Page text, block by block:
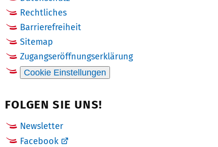
Rechtliches
Barrierefreiheit
Sitemap
Zugangseröffnungserklärung
Cookie Einstellungen
FOLGEN SIE UNS!
Newsletter
Facebook